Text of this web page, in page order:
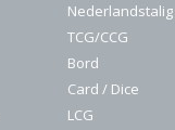
Nederlandstalig
TCG/CCG
Bord
Card / Dice
LCG